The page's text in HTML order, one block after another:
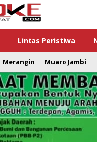
Lintas Peristiwa
Merangin Muaro Jambi